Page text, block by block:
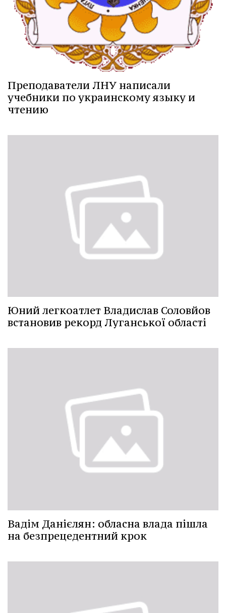
Преподаватели ЛНУ написали
учебники по украинскому языку и
чтению
Юний легкоатлет Владислав Соловйов
встановив рекорд Луганської області
Вадім Данієлян: обласна влада пішла
на безпрецедентний крок